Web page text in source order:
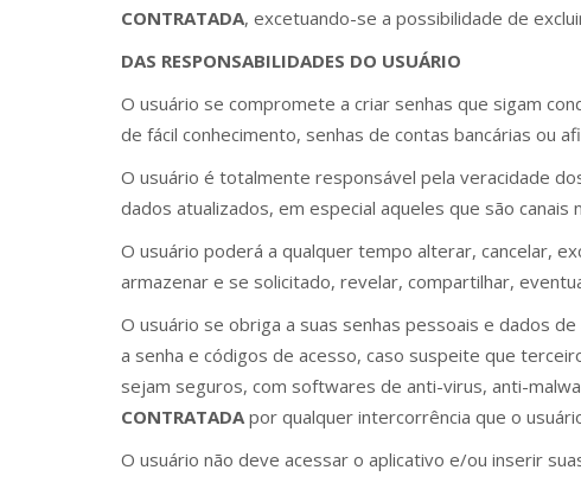
CONTRATADA, excetuando-se a possibilidade de
DAS RESPONSABILIDADES DO USUÁRIO
O usuário se compromete a criar senhas que sigam
de fácil conhecimento, senhas de contas bancárias ou
O usuário é totalmente responsável pela veracidade
dados atualizados, em especial aqueles que são
O usuário poderá a qualquer tempo alterar, cancelar,
armazenar e se solicitado, revelar, compartilhar,
O usuário se obriga a suas senhas pessoais e dados
a senha e códigos de acesso, caso suspeite que
sejam seguros, com softwares de anti-virus, anti-
CONTRATADApor qualquer intercorrência que o
O usuário não deve acessar o aplicativo e/ou inserir